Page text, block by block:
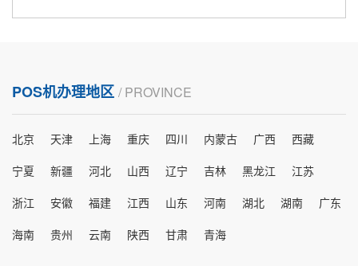
POS机办理地区 / PROVINCE
北京 天津 上海 重庆 四川 内蒙古 广西
西藏
宁夏
新疆 河北 山西 辽宁 吉林 黑龙江
江苏
浙江
安徽 福建 江西 山东 河南 湖北 湖南
广东
海南
贵州 云南 陕西 甘肃 青海